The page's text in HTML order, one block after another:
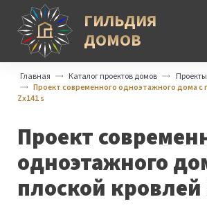
ГИЛЬДИЯ
ДОМОВ
Главная Каталог проектов домов
Проект современного одноэтажного дома с
Zx141 s
Проект
одноэтажного
плоской кровлей